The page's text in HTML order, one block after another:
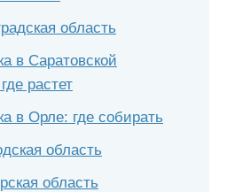
область
в Саратовской
растет
в Орле: где собирать
область
область